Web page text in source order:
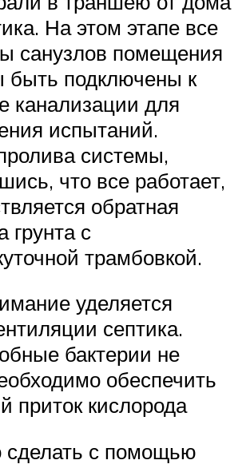
На этом этапе все
санузлов помещения
быть подключены к
канализации для
испытаний.
системы,
что все работает,
обратная
грунта с
трамбовкой.
уделяется
септика.
бактерии не
обеспечить
приток кислорода
с помощью